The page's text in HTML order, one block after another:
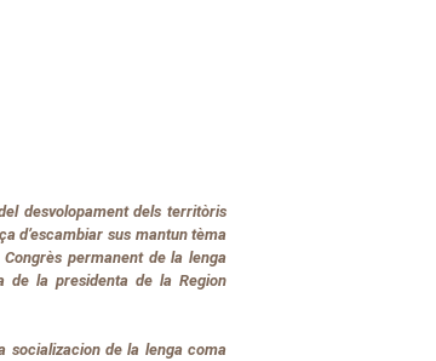
desvolopament dels territòris
d’escambiar sus mantun tèma
permanent de la lenga
de la presidenta de la Region
socializacion de la lenga coma